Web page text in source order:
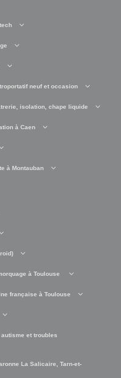
neuf et occasion
isolation, chape liquide
à Caen
à Montauban
à Toulouse
française à Toulouse
et troubles
La Salicaire, Tarn-et-